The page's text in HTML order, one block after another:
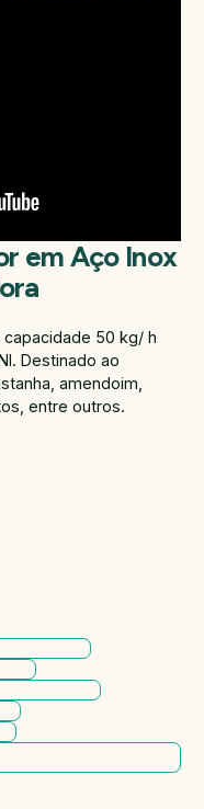
em Aço Inox
50 kg/ h
Destinado ao
amendoim,
entre outros.